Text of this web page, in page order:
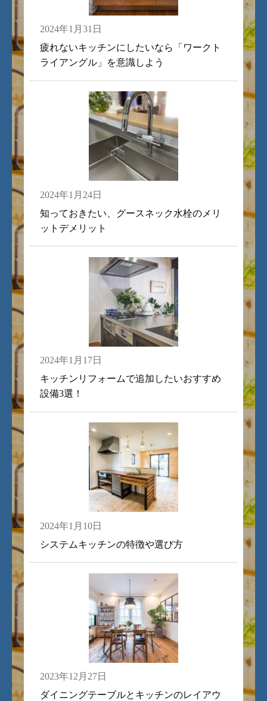
2024年1月31日
疲れないキッチンにしたいなら「ワークト
ライアングル」を意識しよう
2024年1月24日
知っておきたい、グースネック水栓のメリ
ットデメリット
2024年1月17日
キッチンリフォームで追加したいおすすめ
設備3選！
2024年1月10日
システムキッチンの特徴や選び方
2023年12月27日
ダイニングテーブルとキッチンのレイアウ